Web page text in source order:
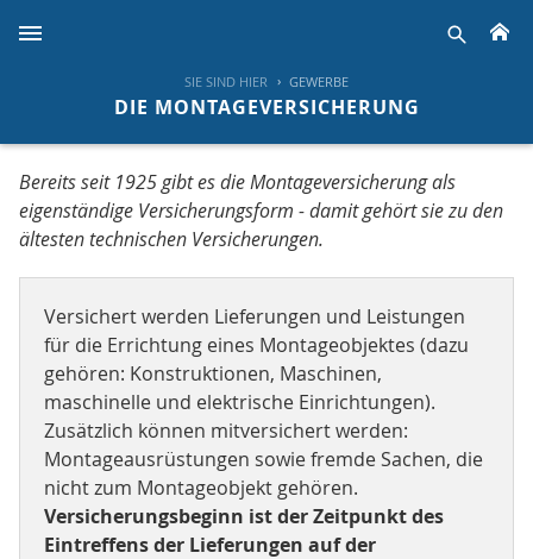
SIE SIND HIER GEWERBE
DIE MONTAGEVERSICHERUNG
Bereits seit 1925 gibt es die Montageversicherung als
eigenständige Versicherungsform - damit gehört sie zu den
ältesten technischen Versicherungen.
Versichert werden Lieferungen und Leistungen
für die Errichtung eines Montageobjektes (dazu
gehören: Konstruktionen, Maschinen,
maschinelle und elektrische Einrichtungen).
Zusätzlich können mitversichert werden:
Montageausrüstungen sowie fremde Sachen, die
nicht zum Montageobjekt gehören.
Versicherungsbeginn ist der Zeitpunkt des
Eintreffens der Lieferungen auf der